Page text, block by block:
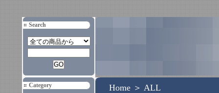
Search
Category Home ＞ ALL